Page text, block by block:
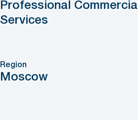
Professional Commercial
Services
Region
Moscow